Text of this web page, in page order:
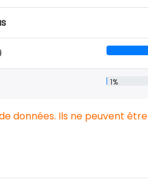
1%
données. Ils ne peuvent être